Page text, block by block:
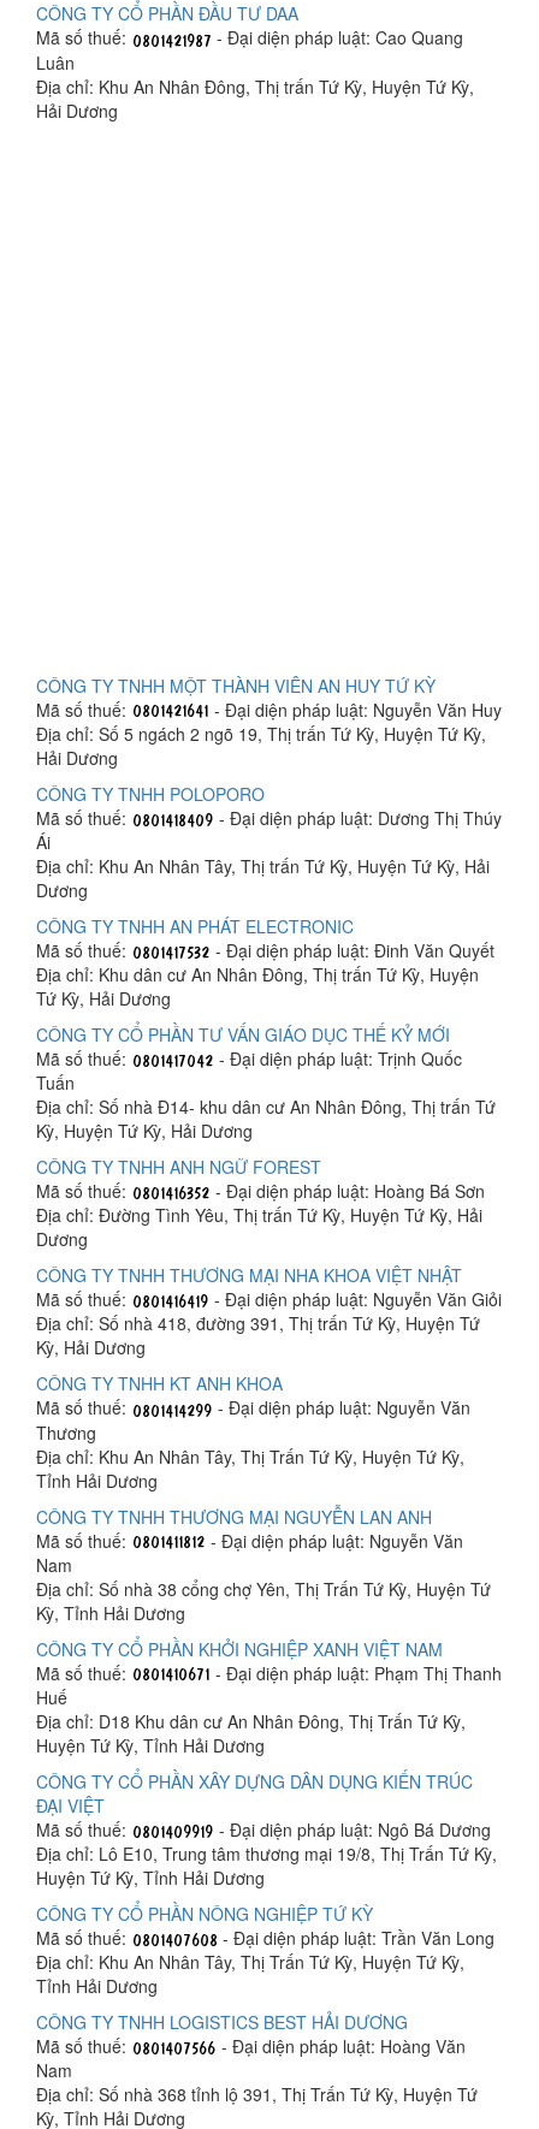
CÔNG TY CỔ PHẦN ĐẦU TƯ DAA
Mã số thuế:
- Đại diện pháp luật: Cao Quang
Luân
Địa chỉ: Khu An Nhân Đông, Thị trấn Tứ Kỳ, Huyện Tứ Kỳ,
Hải Dương
CÔNG TY TNHH MỘT THÀNH VIÊN AN HUY TỨ KỲ
Mã số thuế:
- Đại diện pháp luật: Nguyễn Văn Huy
Địa chỉ: Số 5 ngách 2 ngõ 19, Thị trấn Tứ Kỳ, Huyện Tứ Kỳ,
Hải Dương
CÔNG TY TNHH POLOPORO
Mã số thuế:
- Đại diện pháp luật: Dương Thị Thúy
Ái
Địa chỉ: Khu An Nhân Tây, Thị trấn Tứ Kỳ, Huyện Tứ Kỳ, Hải
Dương
CÔNG TY TNHH AN PHÁT ELECTRONIC
Mã số thuế:
- Đại diện pháp luật: Đinh Văn Quyết
Địa chỉ: Khu dân cư An Nhân Đông, Thị trấn Tứ Kỳ, Huyện
Tứ Kỳ, Hải Dương
CÔNG TY CỔ PHẦN TƯ VẤN GIÁO DỤC THẾ KỶ MỚI
Mã số thuế:
- Đại diện pháp luật: Trịnh Quốc
Tuấn
Địa chỉ: Số nhà Đ14- khu dân cư An Nhân Đông, Thị trấn Tứ
Kỳ, Huyện Tứ Kỳ, Hải Dương
CÔNG TY TNHH ANH NGỮ FOREST
Mã số thuế:
- Đại diện pháp luật: Hoàng Bá Sơn
Địa chỉ: Đường Tình Yêu, Thị trấn Tứ Kỳ, Huyện Tứ Kỳ, Hải
Dương
CÔNG TY TNHH THƯƠNG MẠI NHA KHOA VIỆT NHẬT
Mã số thuế:
- Đại diện pháp luật: Nguyễn Văn Giỏi
Địa chỉ: Số nhà 418, đường 391, Thị trấn Tứ Kỳ, Huyện Tứ
Kỳ, Hải Dương
CÔNG TY TNHH KT ANH KHOA
Mã số thuế:
- Đại diện pháp luật: Nguyễn Văn
Thương
Địa chỉ: Khu An Nhân Tây, Thị Trấn Tứ Kỳ, Huyện Tứ Kỳ,
Tỉnh Hải Dương
CÔNG TY TNHH THƯƠNG MẠI NGUYỄN LAN ANH
Mã số thuế:
- Đại diện pháp luật: Nguyễn Văn
Nam
Địa chỉ: Số nhà 38 cổng chợ Yên, Thị Trấn Tứ Kỳ, Huyện Tứ
Kỳ, Tỉnh Hải Dương
CÔNG TY CỔ PHẦN KHỞI NGHIỆP XANH VIỆT NAM
Mã số thuế:
- Đại diện pháp luật: Phạm Thị Thanh
Huế
Địa chỉ: D18 Khu dân cư An Nhân Đông, Thị Trấn Tứ Kỳ,
Huyện Tứ Kỳ, Tỉnh Hải Dương
CÔNG TY CỔ PHẦN XÂY DỰNG DÂN DỤNG KIẾN TRÚC
ĐẠI VIỆT
Mã số thuế:
- Đại diện pháp luật: Ngô Bá Dương
Địa chỉ: Lô E10, Trung tâm thương mại 19/8, Thị Trấn Tứ Kỳ,
Huyện Tứ Kỳ, Tỉnh Hải Dương
CÔNG TY CỔ PHẦN NÔNG NGHIỆP TỨ KỲ
Mã số thuế:
- Đại diện pháp luật: Trần Văn Long
Địa chỉ: Khu An Nhân Tây, Thị Trấn Tứ Kỳ, Huyện Tứ Kỳ,
Tỉnh Hải Dương
CÔNG TY TNHH LOGISTICS BEST HẢI DƯƠNG
Mã số thuế:
- Đại diện pháp luật: Hoàng Văn
Nam
Địa chỉ: Số nhà 368 tỉnh lộ 391, Thị Trấn Tứ Kỳ, Huyện Tứ
Kỳ, Tỉnh Hải Dương